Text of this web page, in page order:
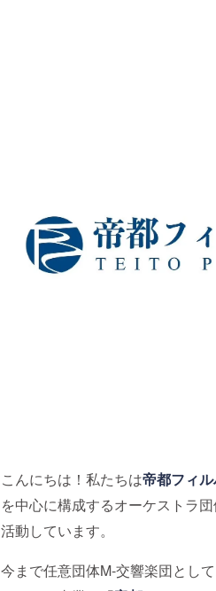
こんにちは！私たちは帝都フィ
を中心に構成するオーケストラ団
活動しています。
今まで任意団体M-交響楽団とし